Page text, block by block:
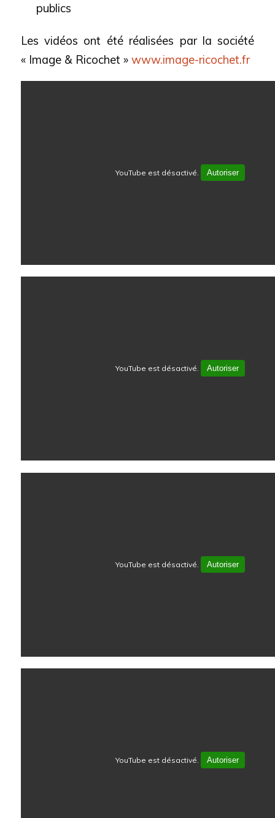
publics
Les vidéos ont été réalisées par la société
« Image & Ricochet » www.image-ricochet.fr
YouTube est désactivé. Autoriser
YouTube est désactivé. Autoriser
YouTube est désactivé. Autoriser
YouTube est désactivé. Autoriser